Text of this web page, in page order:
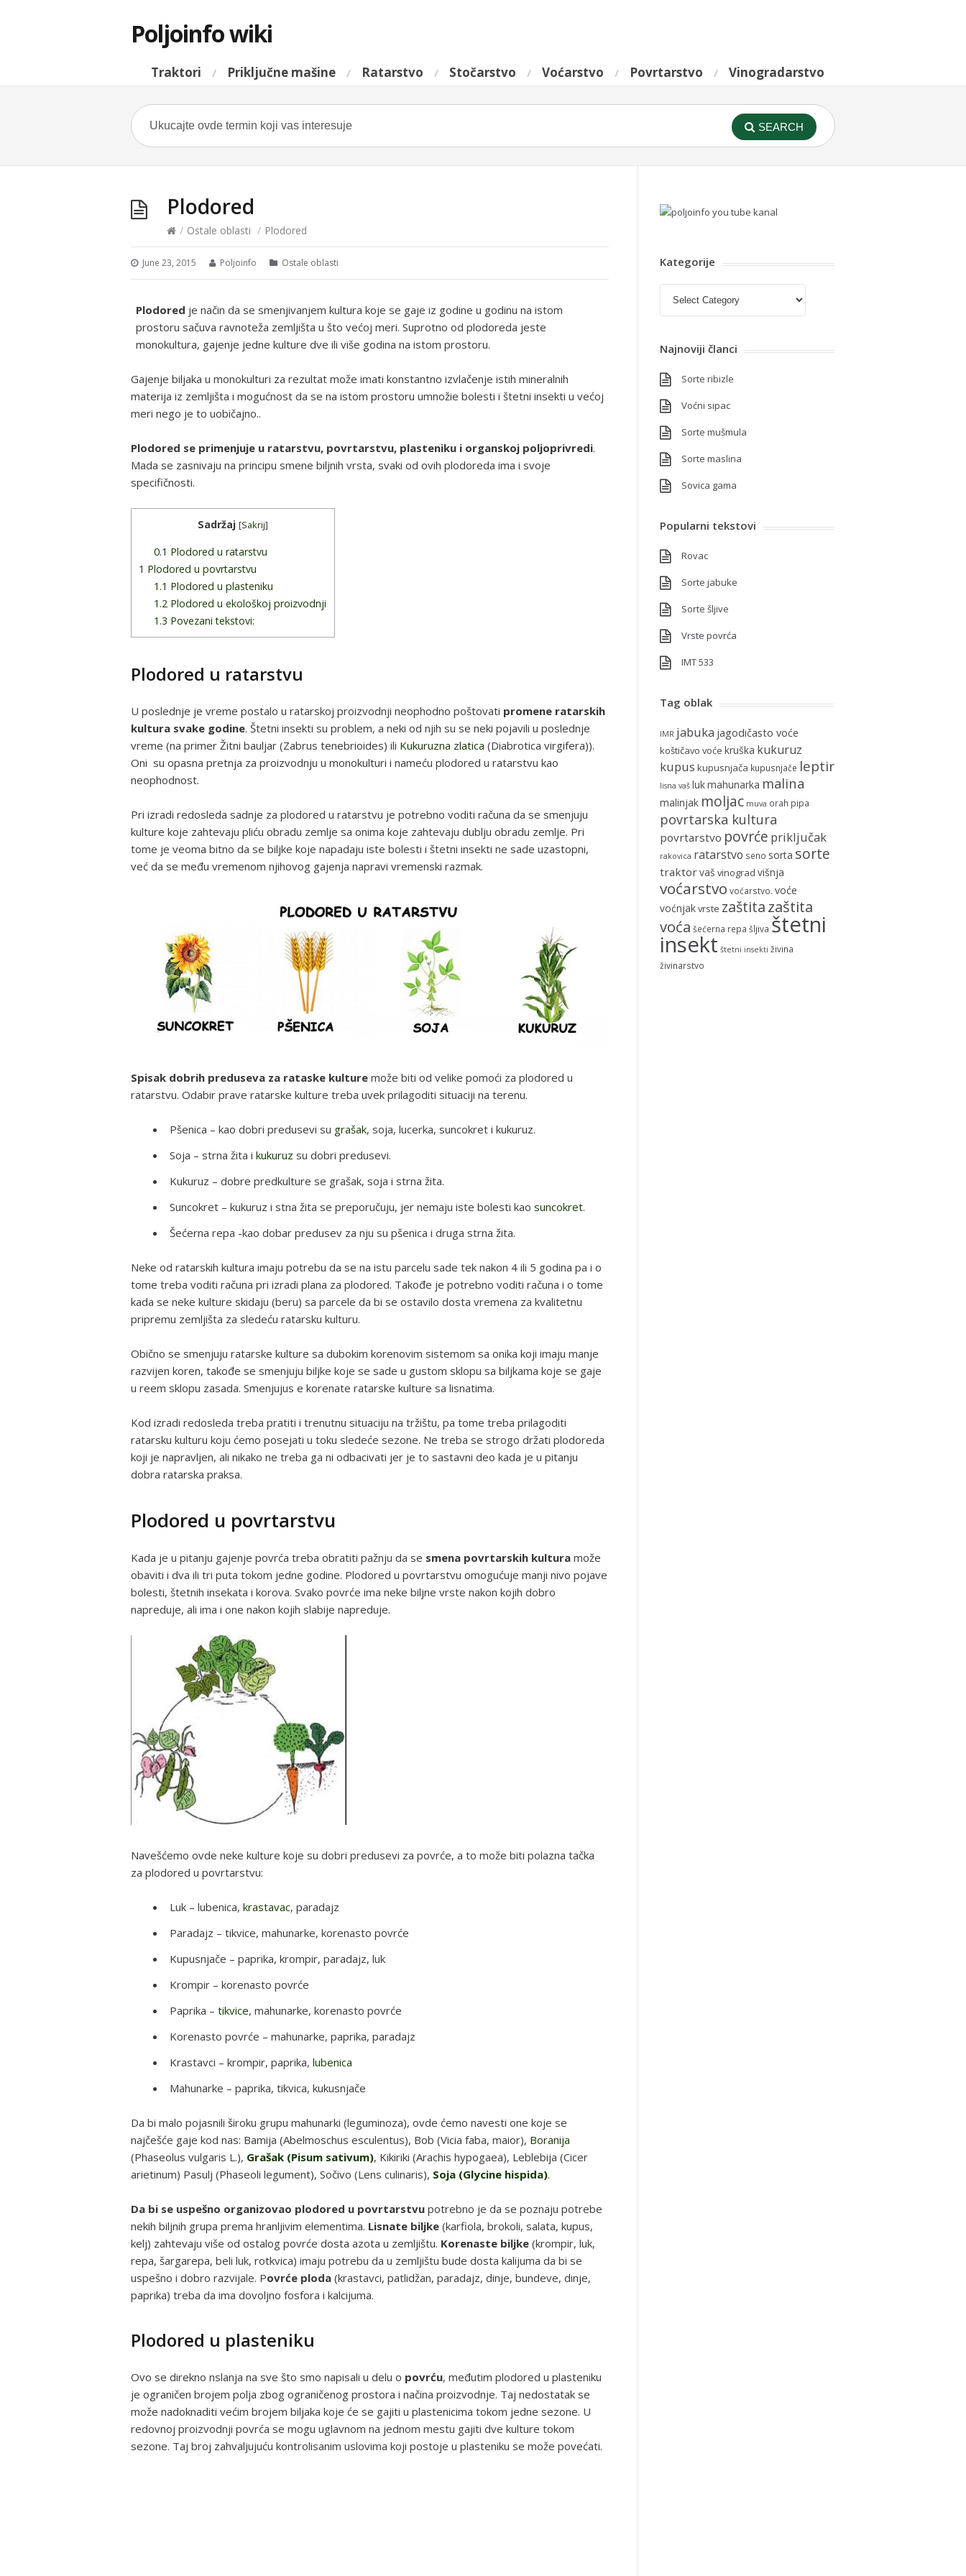
Poljoinfo wiki
Traktori Priključne mašine Ratarstvo Stočarstvo Voćarstvo Povrtarstvo Vinogradarstvo
SEARCH
Plodored
/ Ostale oblasti / Plodored
June 23, 2015 Poljoinfo Ostale oblasti
Plodored je način da se smenjivanjem kultura koje se gaje iz godine u godinu na istom
prostoru sačuva ravnoteža zemljišta u što većoj meri. Suprotno od plodoreda jeste
monokultura, gajenje jedne kulture dve ili više godina na istom prostoru.
Gajenje biljaka u monokulturi za rezultat može imati konstantno izvlačenje istih mineralnih
materija iz zemljišta i mogućnost da se na istom prostoru umnožie bolesti i štetni insekti u većoj
meri nego je to uobičajno..
Plodored se primenjuje u ratarstvu, povrtarstvu, plasteniku i organskoj poljoprivredi.
Mada se zasnivaju na principu smene biljnih vrsta, svaki od ovih plodoreda ima i svoje
specifičnosti.
Sadržaj [Sakrij]
0.1 Plodored u ratarstvu
1 Plodored u povrtarstvu
1.1 Plodored u plasteniku
1.2 Plodored u ekološkoj proizvodnji
1.3 Povezani tekstovi:
Plodored u ratarstvu
U poslednje je vreme postalo u ratarskoj proizvodnji neophodno poštovati promene ratarskih
kultura svake godine. Štetni insekti su problem, a neki od njih su se neki pojavili u poslednje
vreme (na primer Žitni bauljar (Zabrus tenebrioides) ili Kukuruzna zlatica (Diabrotica virgifera)).
Oni su opasna pretnja za proizvodnju u monokulturi i nameću plodored u ratarstvu kao
neophodnost.
Pri izradi redosleda sadnje za plodored u ratarstvu je potrebno voditi računa da se smenjuju
kulture koje zahtevaju pliću obradu zemlje sa onima koje zahtevaju dublju obradu zemlje. Pri
tome je veoma bitno da se biljke koje napadaju iste bolesti i štetni insekti ne sade uzastopni,
već da se među vremenom njihovog gajenja napravi vremenski razmak.
Spisak dobrih preduseva za rataske kulture može biti od velike pomoći za plodored u
ratarstvu. Odabir prave ratarske kulture treba uvek prilagoditi situaciji na terenu.
Pšenica – kao dobri predusevi su grašak, soja, lucerka, suncokret i kukuruz.
Soja – strna žita i kukuruz su dobri predusevi.
Kukuruz – dobre predkulture se grašak, soja i strna žita.
Suncokret – kukuruz i stna žita se preporučuju, jer nemaju iste bolesti kao suncokret.
Šećerna repa -kao dobar predusev za nju su pšenica i druga strna žita.
Neke od ratarskih kultura imaju potrebu da se na istu parcelu sade tek nakon 4 ili 5 godina pa i o
tome treba voditi računa pri izradi plana za plodored. Takođe je potrebno voditi računa i o tome
kada se neke kulture skidaju (beru) sa parcele da bi se ostavilo dosta vremena za kvalitetnu
pripremu zemljišta za sledeću ratarsku kulturu.
Obično se smenjuju ratarske kulture sa dubokim korenovim sistemom sa onika koji imaju manje
razvijen koren, takođe se smenjuju biljke koje se sade u gustom sklopu sa biljkama koje se gaje
u reem sklopu zasada. Smenjujus e korenate ratarske kulture sa lisnatima.
Kod izradi redosleda treba pratiti i trenutnu situaciju na tržištu, pa tome treba prilagoditi
ratarsku kulturu koju ćemo posejati u toku sledeće sezone. Ne treba se strogo držati plodoreda
koji je napravljen, ali nikako ne treba ga ni odbacivati jer je to sastavni deo kada je u pitanju
dobra ratarska praksa.
Plodored u povrtarstvu
Kada je u pitanju gajenje povrća treba obratiti pažnju da se smena povrtarskih kultura može
obaviti i dva ili tri puta tokom jedne godine. Plodored u povrtarstvu omogućuje manji nivo pojave
bolesti, štetnih insekata i korova. Svako povrće ima neke biljne vrste nakon kojih dobro
napreduje, ali ima i one nakon kojih slabije napreduje.
Navešćemo ovde neke kulture koje su dobri predusevi za povrće, a to može biti polazna tačka
za plodored u povrtarstvu:
Luk – lubenica, krastavac, paradajz
Paradajz – tikvice, mahunarke, korenasto povrće
Kupusnjače – paprika, krompir, paradajz, luk
Krompir – korenasto povrće
Paprika – tikvice, mahunarke, korenasto povrće
Korenasto povrće – mahunarke, paprika, paradajz
Krastavci – krompir, paprika, lubenica
Mahunarke – paprika, tikvica, kukusnjače
Da bi malo pojasnili široku grupu mahunarki (leguminoza), ovde ćemo navesti one koje se
najčešće gaje kod nas: Bamija (Abelmoschus esculentus), Bob (Vicia faba, maior), Boranija
(Phaseolus vulgaris L.), Grašak (Pisum sativum), Kikiriki (Arachis hypogaea), Leblebija (Cicer
arietinum) Pasulj (Phaseoli legument), Sočivo (Lens culinaris), Soja (Glycine hispida).
Da bi se uspešno organizovao plodored u povrtarstvu potrebno je da se poznaju potrebe
nekih biljnih grupa prema hranljivim elementima. Lisnate biljke (karfiola, brokoli, salata, kupus,
kelj) zahtevaju više od ostalog povrće dosta azota u zemljištu. Korenaste biljke (krompir, luk,
repa, šargarepa, beli luk, rotkvica) imaju potrebu da u zemljištu bude dosta kalijuma da bi se
uspešno i dobro razvijale. Povrće ploda (krastavci, patlidžan, paradajz, dinje, bundeve, dinje,
paprika) treba da ima dovoljno fosfora i kalcijuma.
Plodored u plasteniku
Ovo se direkno nslanja na sve što smo napisali u delu o povrću, međutim plodored u plasteniku
je ograničen brojem polja zbog ograničenog prostora i načina proizvodnje. Taj nedostatak se
može nadoknaditi većim brojem biljaka koje će se gajiti u plastenicima tokom jedne sezone. U
redovnoj proizvodnji povrća se mogu uglavnom na jednom mestu gajiti dve kulture tokom
sezone. Taj broj zahvaljujuću kontrolisanim uslovima koji postoje u plasteniku se može povećati.
Kategorije
Najnoviji članci
Sorte ribizle
Voćni sipac
Sorte mušmula
Sorte maslina
Sovica gama
Popularni tekstovi
Rovac
Sorte jabuke
Sorte šljive
Vrste povrća
IMT 533
Tag oblak
IMR jabuka jagodičasto voće
koštičavo voće kruška kukuruz
kupus kupusnjača kupusnjače leptir
lisna vaš lukmahunarka malina
malinjak moljac muva orah pipa
povrtarska kultura
povrtarstvo povrće priključak
rakovica ratarstvo seno sorta sorte
traktorvaš vinograd višnja
voćarstvo voćarstvo. voće
voćnjakvrste zaštitazaštita
voća šećerna repa šljiva štetni
insekt štetni insekti živina
živinarstvo